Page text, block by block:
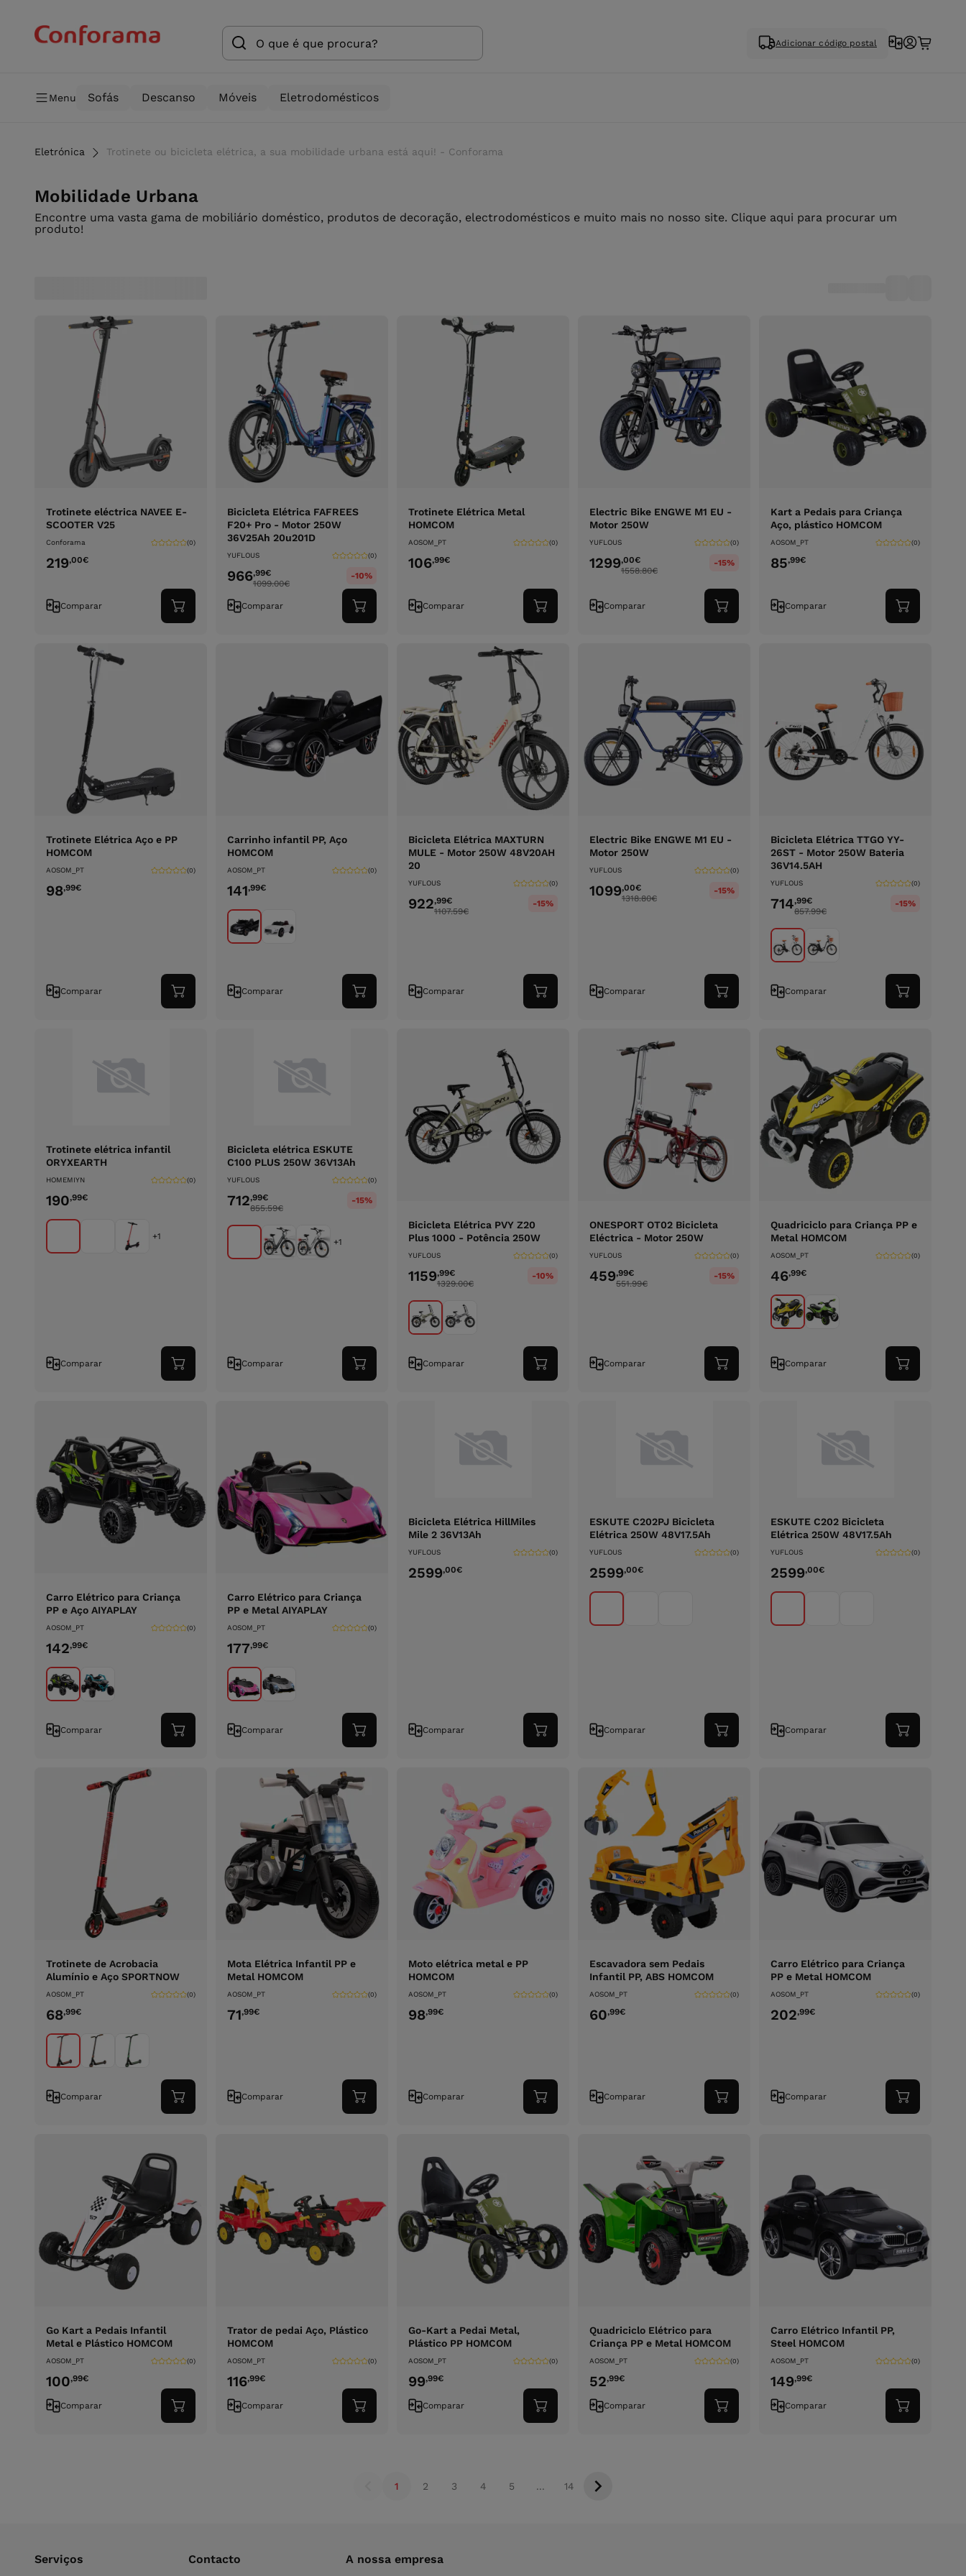
Adicionar código postal
Menu Sofás Descanso Móveis Eletrodomésticos
Eletrónica Trotinete ou bicicleta elétrica, a sua mobilidade urbana está aqui! - Conforama
Mobilidade Urbana
Encontre uma vasta gama de mobiliário doméstico, produtos de decoração, electrodomésticos e muito mais no nosso site. Clique aqui para procurar um
produto!
Trotinete eléctrica NAVEE E-
SCOOTER V25
Conforama (0)
219,00€
Comparar
Adicionar
ao
Bicicleta Elétrica FAFREES
F20+ Pro - Motor 250W
36V25Ah 20u201D
YUFLOUS (0)
966,99€
1099.00€
-10%
Comparar
Adicionar
ao
Trotinete Elétrica Metal
HOMCOM
AOSOM_PT (0)
106,99€
Comparar
Adicionar
ao
Electric Bike ENGWE M1 EU -
Motor 250W
YUFLOUS (0)
1299,00€
1558.80€
-15%
Comparar
Adicionar
ao
Kart a Pedais para Criança
Aço, plástico HOMCOM
AOSOM_PT (0)
85,99€
Comparar
Adicionar
ao
Trotinete Elétrica Aço e PP
HOMCOM
AOSOM_PT (0)
98,99€
Comparar
Adicionar
ao
Carrinho infantil PP, Aço
HOMCOM
AOSOM_PT (0)
141,99€
Comparar
Adicionar
ao
Bicicleta Elétrica MAXTURN
MULE - Motor 250W 48V20AH
20
YUFLOUS (0)
922,99€
1107.59€
-15%
Comparar
Adicionar
ao
Electric Bike ENGWE M1 EU -
Motor 250W
YUFLOUS (0)
1099,00€
1318.80€
-15%
Comparar
Adicionar
ao
Bicicleta Elétrica TTGO YY-
26ST - Motor 250W Bateria
36V14.5AH
YUFLOUS (0)
714,99€
857.99€
-15%
Comparar
Adicionar
ao
Trotinete elétrica infantil
ORYXEARTH
HOMEMIYN (0)
190,99€
+1
Comparar
Adicionar
ao
Bicicleta elétrica ESKUTE
C100 PLUS 250W 36V13Ah
YUFLOUS (0)
712,99€
855.59€
-15%
+1
Comparar
Adicionar
ao
Bicicleta Elétrica PVY Z20
Plus 1000 - Potência 250W
YUFLOUS (0)
1159,99€
1329.00€
-10%
Comparar
Adicionar
ao
ONESPORT OT02 Bicicleta
Eléctrica - Motor 250W
YUFLOUS (0)
459,99€
551.99€
-15%
Comparar
Adicionar
ao
Quadriciclo para Criança PP e
Metal HOMCOM
AOSOM_PT (0)
46,99€
Comparar
Adicionar
ao
Carro Elétrico para Criança
PP e Aço AIYAPLAY
AOSOM_PT (0)
142,99€
Comparar
Adicionar
ao
Carro Elétrico para Criança
PP e Metal AIYAPLAY
AOSOM_PT (0)
177,99€
Comparar
Adicionar
ao
Bicicleta Elétrica HillMiles
Mile 2 36V13Ah
YUFLOUS (0)
2599,00€
Comparar
Adicionar
ao
ESKUTE C202PJ Bicicleta
Elétrica 250W 48V17.5Ah
YUFLOUS (0)
2599,00€
Comparar
Adicionar
ao
ESKUTE C202 Bicicleta
Elétrica 250W 48V17.5Ah
YUFLOUS (0)
2599,00€
Comparar
Adicionar
ao
Trotinete de Acrobacia
Alumínio e Aço SPORTNOW
AOSOM_PT (0)
68,99€
Comparar
Adicionar
ao
Mota Elétrica Infantil PP e
Metal HOMCOM
AOSOM_PT (0)
71,99€
Comparar
Adicionar
ao
Moto elétrica metal e PP
HOMCOM
AOSOM_PT (0)
98,99€
Comparar
Adicionar
ao
Escavadora sem Pedais
Infantil PP, ABS HOMCOM
AOSOM_PT (0)
60,99€
Comparar
Adicionar
ao
Carro Elétrico para Criança
PP e Metal HOMCOM
AOSOM_PT (0)
202,99€
Comparar
Adicionar
ao
Go Kart a Pedais Infantil
Metal e Plástico HOMCOM
AOSOM_PT (0)
100,99€
Comparar
Adicionar
ao
Trator de pedai Aço, Plástico
HOMCOM
AOSOM_PT (0)
116,99€
Comparar
Adicionar
ao
Go-Kart a Pedai Metal,
Plástico PP HOMCOM
AOSOM_PT (0)
99,99€
Comparar
Adicionar
ao
Quadriciclo Elétrico para
Criança PP e Metal HOMCOM
AOSOM_PT (0)
52,99€
Comparar
Adicionar
ao
Carro Elétrico Infantil PP,
Steel HOMCOM
AOSOM_PT (0)
149,99€
Comparar
Adicionar
ao
1 2 3 4 5 ... 14
Serviços Contacto A nossa empresa